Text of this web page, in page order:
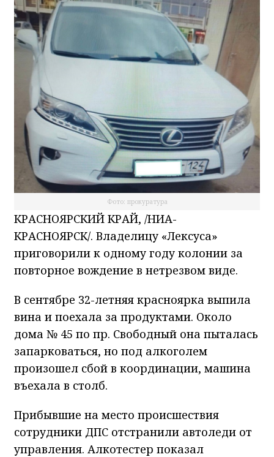
Фото: прокуратура
КРАСНОЯРСКИЙ КРАЙ, /НИА-
КРАСНОЯРСК/. Владелицу «Лексуса»
приговорили к одному году колонии за
повторное вождение в нетрезвом виде.
В сентябре 32-летняя красноярка выпила
вина и поехала за продуктами. Около
дома № 45 по пр. Свободный она пыталась
запарковаться, но под алкоголем
произошел сбой в координации, машина
въехала в столб.
Прибывшие на место происшествия
сотрудники ДПС отстранили автоледи от
управления. Алкотестер показал